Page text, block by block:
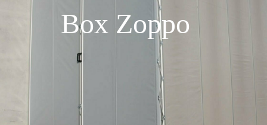
Box Zoppo